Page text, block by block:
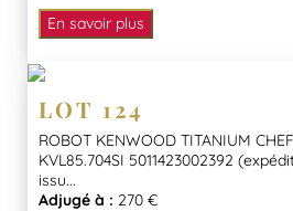
En savoir plus
LOT 124
ROBOT KENWOOD TITANIUM
KVL85.704SI 5011423002392
issu...
Adjugé à : 270 €